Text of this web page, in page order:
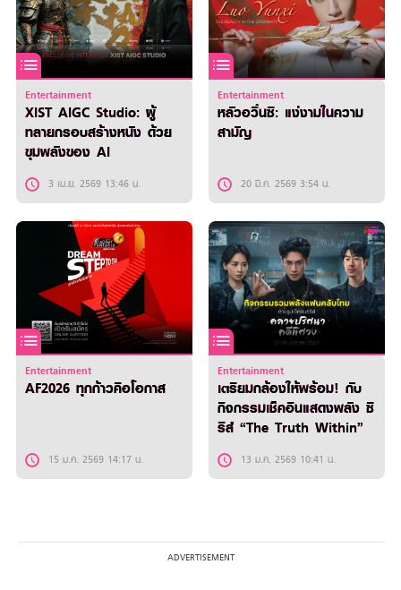
Entertainment
XIST AIGC Studio: ผู้
ทลายกรอบสร้างหนัง ด้วย
ขุมพลังของ AI
3 เม.ย. 2569 13:46 น.
Entertainment
หลัวอวิ๋นซี: แง่งามในความ
สามัญ
20 มี.ค. 2569 3:54 น.
Entertainment
AF2026 ทุกก้าวคือโอกาส
15 ม.ค. 2569 14:17 น.
Entertainment
เตรียมกล้องให้พร้อม! กับ
กิจกรรมเช็คอินแสดงพลัง ซี
รีส์ “The Truth Within”
13 ม.ค. 2569 10:41 น.